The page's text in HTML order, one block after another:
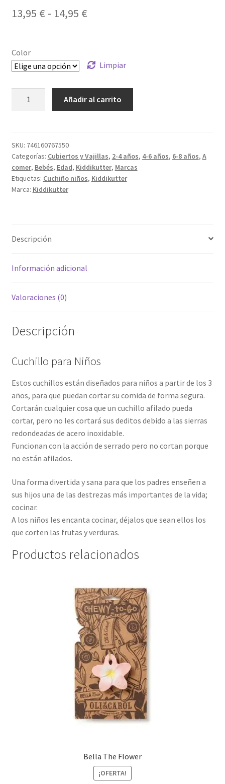
13,95 € - 14,95 €Rango
desde
13,95 €
hasta
Color
Limpiar
Añadir al carrito
SKU: 746160767550
Categorías: Cubiertos y Vajillas, 2-4 años, 4-6 años, 6-8 años, A
comer, Bebés, Edad, Kiddikutter, Marcas
Etiquetas: Cuchiño niños, Kiddikutter
Marca: Kiddikutter
Descripción
Información adicional
Valoraciones (0)
Descripción
Cuchillo para Niños
Estos cuchillos están diseñados para niños a partir de los 3
años, para que puedan cortar su comida de forma segura.
Cortarán cualquier cosa que un cuchillo afilado pueda
cortar, pero no les cortará sus deditos debido a las sierras
redondeadas de acero inoxidable.
Funcionan con la acción de serrado pero no cortan porque
no están afilados.
Una forma divertida y sana para que los padres enseñen a
sus hijos una de las destrezas más importantes de la vida;
cocinar.
A los niños les encanta cocinar, déjalos que sean ellos los
que corten las frutas y verduras.
Productos relacionados
Bella The Flower
¡OFERTA!